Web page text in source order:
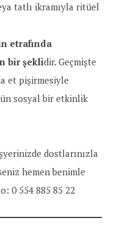
tatlı ikramıyla ritüel
etrafında
bir şeklidir. Geçmişte
et pişirmesiyle
sosyal bir etkinlik
dostlarınızla
hemen benimle
0 554 885 85 22